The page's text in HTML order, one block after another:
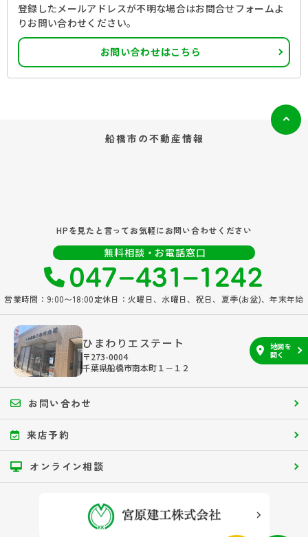
登録したメールアドレスが不明な場合はお問合せフォームよ
りお問い合わせください。
お問い合わせはこちら
船橋市の不動産情報
HPを見たと言ってお気軽にお問い合わせください
無料相談・お電話窓口
047‐431‐1242
営業時間：9:00〜18:00定休日：火曜日、水曜日、祝日、夏季(お盆)、年末年始
ひまわりエステート
〒273-0004
千葉県船橋市南本町１－１２
地図を
開く
お問い合わせ
来店予約
オンライン相談